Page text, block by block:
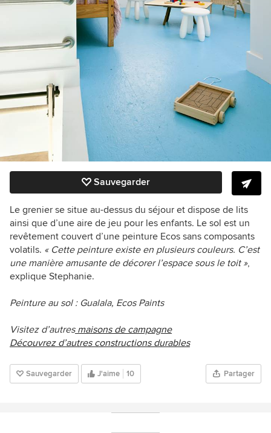
Sauvegarder
Le grenier se situe au-dessus du séjour et dispose de lits
ainsi que d’une aire de jeu pour les enfants. Le sol est un
revêtement couvert d’une peinture Ecos sans composants
volatils. « Cette peinture existe en plusieurs couleurs. C’est
une manière amusante de décorer l’espace sous le toit »,
explique Stephanie.
Peinture au sol : Gualala, Ecos Paints
Visitez d’autresmaisons de campagne
Découvrez d’autres constructions durables
Sauvegarder J'aime 10 Partager